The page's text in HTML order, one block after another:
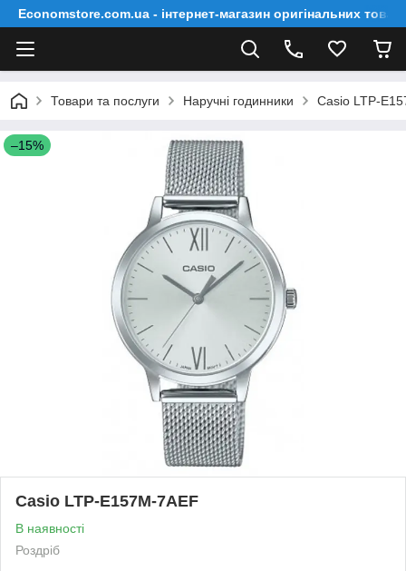
Economstore.com.ua - інтернет-магазин оригінальних
Товари та послуги Наручні годинники Casio LTP-
–15%
Casio LTP-E157M-7AEF
В наявності
Роздріб